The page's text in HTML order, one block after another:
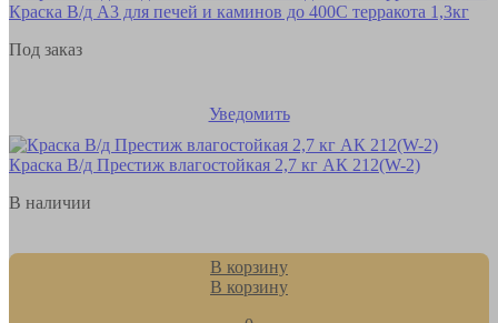
Краска В/д А3 для печей и каминов до 400С терракота 1,3кг
Под заказ
Уведомить
Краска В/д Престиж влагостойкая 2,7 кг АК 212(W-2)
В наличии
В корзину
В корзину